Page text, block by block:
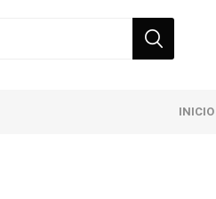
INICIO